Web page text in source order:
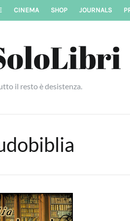
CINEMA SHOP JOURNALS
il resto è desistenza.